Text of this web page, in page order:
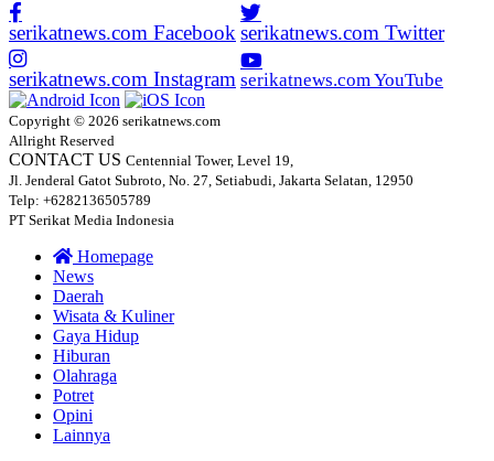
serikatnews.com Facebook serikatnews.com Twitter
serikatnews.com Instagram serikatnews.com YouTube
Copyright © 2026 serikatnews.com
Allright Reserved
CONTACT US Centennial Tower, Level 19,
Jl. Jenderal Gatot Subroto, No. 27, Setiabudi, Jakarta Selatan, 12950
Telp: +6282136505789
PT Serikat Media Indonesia
Homepage
News
Daerah
Wisata & Kuliner
Gaya Hidup
Hiburan
Olahraga
Potret
Opini
Lainnya